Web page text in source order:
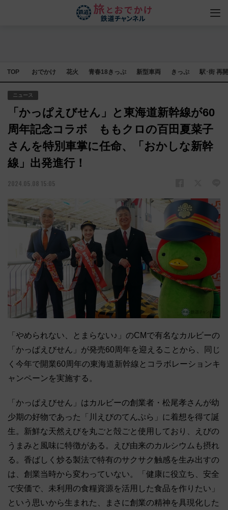
TOP おでかけ 花火 青春18きっぷ 新型車両 きっぷ 駅･街 再
ニュース
「かっぱえびせん」と東海道新幹線が60
周年記念コラボ ももクロの百田夏菜子
さんを特別車掌に任命、「おかしな新幹
線」出発進行！
2024.05.08 15:05
「やめられない、とまらない♪」のCMで有名なカルビーの
「かっぱえびせん」が発売60周年を迎えることから、同じ
く今年で開業60周年の東海道新幹線とコラボレーションキ
ャンペーンを実施する。
「かっぱえびせん」はカルビーの創業者・松尾孝さんが幼
少期の好物であった「川えびのてんぷら」に着想を得て誕
生。新鮮な天然えびを丸ごと殻ごと使用しており、えびの
うまみと風味に特徴がある。えび由来のカルシウムも摂れ
る。香ばしく炒る製法で特有のサクサク触感を生み出すの
は、創業当時から変わっていない。「健康に役立ち、安全
で安価で、未利用の食糧資源を活用した食品を作りたい」
という思いから生まれた、まさに創業の精神を具現化した